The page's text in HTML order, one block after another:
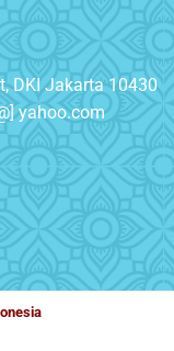
DKI Jakarta 10430
yahoo.com